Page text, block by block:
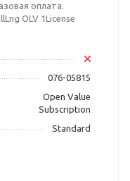
оплата.
OLV 1License
076-05815
Open Value
Subscription
Standard